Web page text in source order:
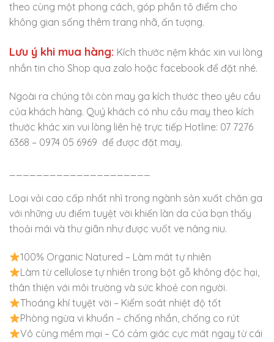
theo cùng một phong cách, góp phần tô điểm cho
không gian sống thêm trang nhã, ấn tượng.
Lưu ý khi mua hàng: Kích thước nệm khác xin vui lòng
nhắn tin cho Shop qua zalo hoặc facebook để đặt nhé.
Ngoài ra chúng tôi còn may ga kích thước theo yêu cầu
của khách hàng. Quý khách có nhu cầu may theo kích
thước khác xin vui lòng liên hệ trực tiếp Hotline: 07 7276
6368 – 0974 05 6969 để được đặt may.
Loại vải cao cấp nhất nhì trong ngành sản xuất chăn ga
với những ưu điểm tuyệt vời khiến làn da của bạn thấy
thoải mái và thư giãn như được vuốt ve nâng niu.
100% Organic Natured – Làm mát tự nhiên
Làm từ cellulose tự nhiên trong bột gỗ không độc hại,
thân thiện với môi trường và sức khoẻ con người.
Thoáng khí tuyệt vời – Kiểm soát nhiệt độ tốt
Phòng ngừa vi khuẩn – chống nhắn, chống co rút
Vô cùng mềm mại – Có cảm giác cực mát ngay từ cái